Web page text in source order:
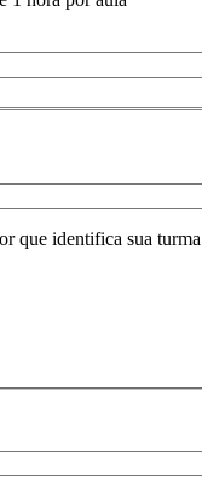
que identifica sua